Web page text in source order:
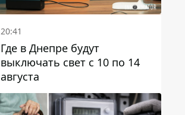
20:41
Где в Днепре будут
выключать свет с 10 по 14
августа